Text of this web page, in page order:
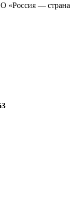
«Россия — страна